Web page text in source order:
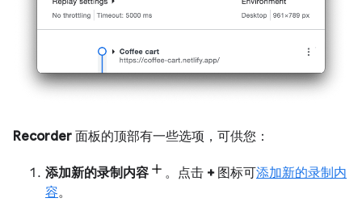
Recorder 面板的顶部有一些选项，可供您：
添加新的录制内容 。点击 +图标可添加新的录制内
容。